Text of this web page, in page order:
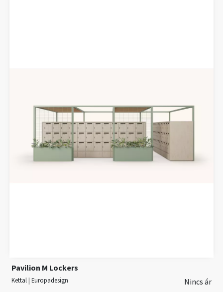
Pavilion M Lockers
Kettal | Europadesign Nincs ár